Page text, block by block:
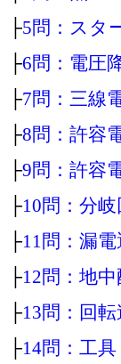
├5問：スタ
├6問：電圧
├7問：三線
├8問：許容
├9問：許容
├10問：分
├11問：漏
├12問：地中
├13問：回転
├14問：工具